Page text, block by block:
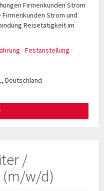
Firmenkunden Strom
Strom und
Reisetätigkeit im
- Festanstellung -
Deutschland
/
(m/w/d)